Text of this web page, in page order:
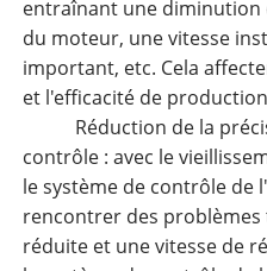
entraînant une diminution
du moteur, une vitesse
important, etc. Cela
et l'efficacité de
Réduction de la
contrôle : avec le
le système de contrôle de
rencontrer des
réduite et une vitesse de